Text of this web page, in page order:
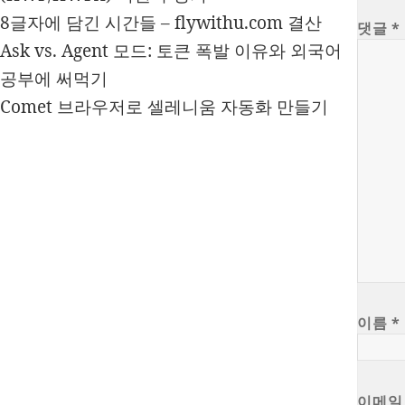
8글자에 담긴 시간들 – flywithu.com 결산
Ask vs. Agent 모드: 토큰 폭발 이유와 외국어
공부에 써먹기
Comet 브라우저로 셀레니움 자동화 만들기
댓글*
이름*
이메